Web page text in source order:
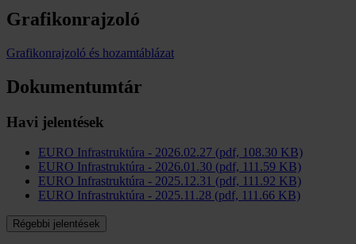
Grafikonrajzoló
Grafikonrajzoló és hozamtáblázat
Dokumentumtár
Havi jelentések
EURO Infrastruktúra - 2026.02.27 (pdf, 108.30 KB)
EURO Infrastruktúra - 2026.01.30 (pdf, 111.59 KB)
EURO Infrastruktúra - 2025.12.31 (pdf, 111.92 KB)
EURO Infrastruktúra - 2025.11.28 (pdf, 111.66 KB)
Régebbi jelentések